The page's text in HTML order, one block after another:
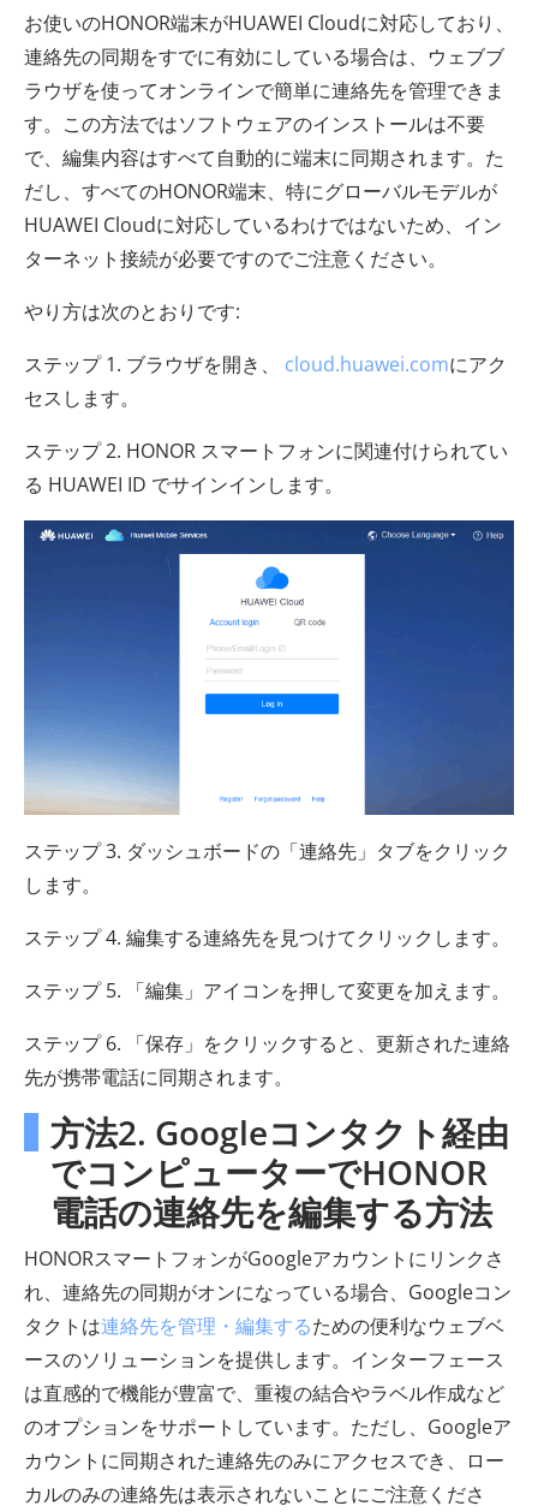
お使いのHONOR端末がHUAWEI Cloudに対応しており、
連絡先の同期をすでに有効にしている場合は、ウェブブ
ラウザを使ってオンラインで簡単に連絡先を管理できま
す。この方法ではソフトウェアのインストールは不要
で、編集内容はすべて自動的に端末に同期されます。た
だし、すべてのHONOR端末、特にグローバルモデルが
HUAWEI Cloudに対応しているわけではないため、イン
ターネット接続が必要ですのでご注意ください。
やり方は次のとおりです:
ステップ 1. ブラウザを開き、 cloud.huawei.comにアク
セスします。
ステップ 2. HONOR スマートフォンに関連付けられてい
る HUAWEI ID でサインインします。
ステップ 3. ダッシュボードの「連絡先」タブをクリック
します。
ステップ 4. 編集する連絡先を見つけてクリックします。
ステップ 5. 「編集」アイコンを押して変更を加えます。
ステップ 6. 「保存」をクリックすると、更新された連絡
先が携帯電話に同期されます。
方法2. Googleコンタクト経由
でコンピューターでHONOR
電話の連絡先を編集する方法
HONORスマートフォンがGoogleアカウントにリンクさ
れ、連絡先の同期がオンになっている場合、Googleコン
タクトは連絡先を管理・編集するための便利なウェブベ
ースのソリューションを提供します。インターフェース
は直感的で機能が豊富で、重複の結合やラベル作成など
のオプションをサポートしています。ただし、Googleア
カウントに同期された連絡先のみにアクセスでき、ロー
カルのみの連絡先は表示されないことにご注意くださ